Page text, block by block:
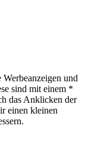
und
sind mit einem *
das Anklicken der
einen kleinen